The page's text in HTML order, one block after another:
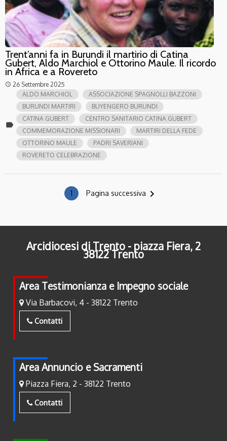
Trent’anni fa in Burundi il martirio di Catina
Gubert, Aldo Marchiol e Ottorino Maule. Il ricordo
in Africa e a Rovereto
access_time 26 Settembre 2025
label
ALDO MARCHIOL
ASSOCIAZIONE SPAGNOLLI BAZZONI
BURUNDI MARTIRI
BUYENGERO BURUNDI
CATINA GUBERT
CENTRO SANITARIO CATINA GUBERT
COMMEMORAZIONE MISSIONARI
MARTIRI DELLA FEDE
OTTORINO MAULE
PADRI SAVERIANI
ROVERETO CELEBRAZIONE
1 Pagina successiva navigate_next
Arcidiocesi di Trento - piazza Fiera, 2
38122 Trento
Area Testimonianza e Impegno sociale
Via Barbacovi, 4 - 38122 Trento
Contatti
Area Annuncio e Sacramenti
Piazza Fiera, 2 - 38122 Trento
Contatti